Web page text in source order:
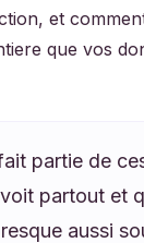
et
que vos
partie de
partout et
aussi